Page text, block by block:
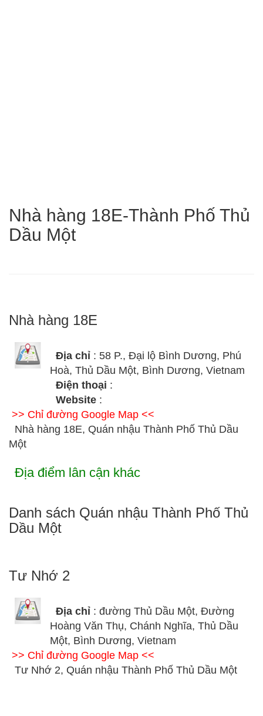
Nhà hàng 18E-Thành Phố Thủ
Dầu Một
Nhà hàng 18E
Địa chỉ : 58 P., Đại lộ Bình Dương, Phú
Hoà, Thủ Dầu Một, Bình Dương, Vietnam
Điện thoại :
Website :
>> Chỉ đường Google Map <<
Nhà hàng 18E, Quán nhậu Thành Phố Thủ Dầu
Một
Địa điểm lân cận khác
Danh sách Quán nhậu Thành Phố Thủ
Dầu Một
Tư Nhớ 2
Địa chỉ : đường Thủ Dầu Một, Đường
Hoàng Văn Thụ, Chánh Nghĩa, Thủ Dầu
Một, Bình Dương, Vietnam
>> Chỉ đường Google Map <<
Tư Nhớ 2, Quán nhậu Thành Phố Thủ Dầu Một